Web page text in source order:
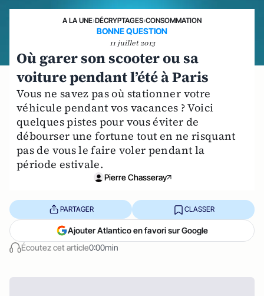
A LA UNE›DÉCRYPTAGES›CONSOMMATION
BONNE QUESTION
11 juillet 2013
Où garer son scooter ou sa
voiture pendant l’été à Paris
Vous ne savez pas où stationner votre
véhicule pendant vos vacances ? Voici
quelques pistes pour vous éviter de
débourser une fortune tout en ne risquant
pas de vous le faire voler pendant la
période estivale.
Pierre Chasseray
Écoutez cet article0:00min
PARTAGER CLASSER
Ajouter Atlantico en favori sur Google